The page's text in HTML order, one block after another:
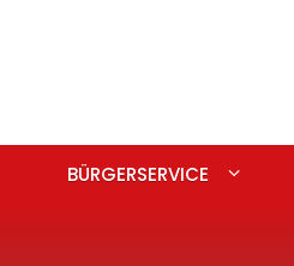
BÜRGERSERVICE